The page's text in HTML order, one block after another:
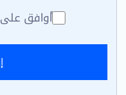
أوافق على